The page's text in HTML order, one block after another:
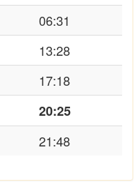
06:31
13:28
17:18
20:25
21:48